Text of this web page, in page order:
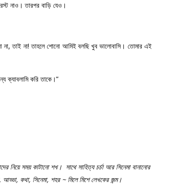
নাও। তারপর বাড়ি যেও।
না, তাই না! তাহলে শোনো আমিই বলছি খুব ভালোবাসি। তোমার এই
ক্যাবলামি করি তাকে।”
নিয়ে সময় কাটানো শখ। সাথে সাহিত্য চর্চা আর সিনেমা বানানোর
কথা, সিনেমা, শহর ~ মিলে মিশে লেখকের জন্ম।